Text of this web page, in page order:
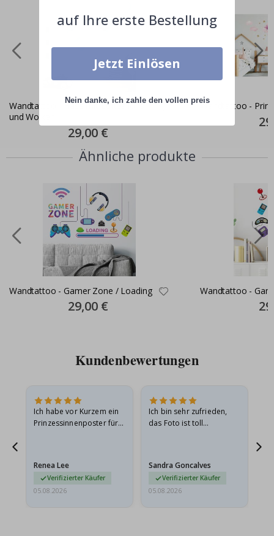
Wandtattoo - Hase mit Luftballons
und Wolken
Special
Price
29,00 €
Wandtattoo -
Ähnliche produkte
Wandtattoo - Gamer Zone / Loading
Special
Price
29,00 €
Wandtattoo -
Kundenbewertungen
Ich habe vor Kurzem ein
Prinzessinnenposter für
beschädigt…
Renea Lee
Verifizierter Käufer
05.08.2026
Ich bin sehr zufrieden,
das Foto ist toll
außerdem…
Sandra Goncalves
Verifizierter Käufer
05.08.2026
auf Ihre erste Bestellung
Jetzt Einlösen
Nein danke, ich zahle den vollen preis